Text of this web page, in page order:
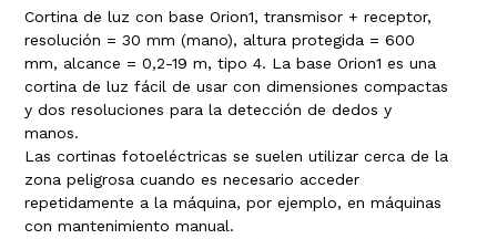
Cortina de luz con base Orion1, transmisor + receptor,
resolución = 30 mm (mano), altura protegida = 600
mm, alcance = 0,2-19 m, tipo 4. La base Orion1 es una
cortina de luz fácil de usar con dimensiones compactas
y dos resoluciones para la detección de dedos y
manos.
Las cortinas fotoeléctricas se suelen utilizar cerca de la
zona peligrosa cuando es necesario acceder
repetidamente a la máquina, por ejemplo, en máquinas
con mantenimiento manual.